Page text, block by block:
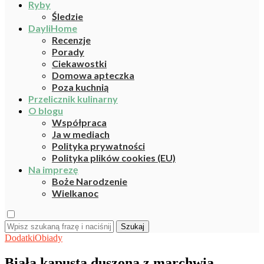
Ryby
Śledzie
DayliHome
Recenzje
Porady
Ciekawostki
Domowa apteczka
Poza kuchnią
Przelicznik kulinarny
O blogu
Współpraca
Ja w mediach
Polityka prywatności
Polityka plików cookies (EU)
Na imprezę
Boże Narodzenie
Wielkanoc
Szukaj
DodatkiObiady